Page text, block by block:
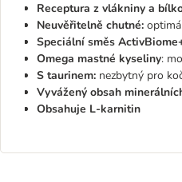
Receptura z vlákniny a
Neuvěřitelně chutné:
Speciální směs
Omega mastné kyseliny:
S taurinem: nezbytný pro
Vyvážený obsah
Obsahuje L-karnitin